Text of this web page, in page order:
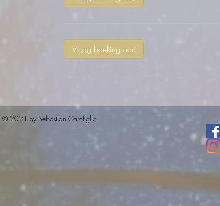
.
Vraag boeking aan
© 2021 by Sebastian Carofiglio